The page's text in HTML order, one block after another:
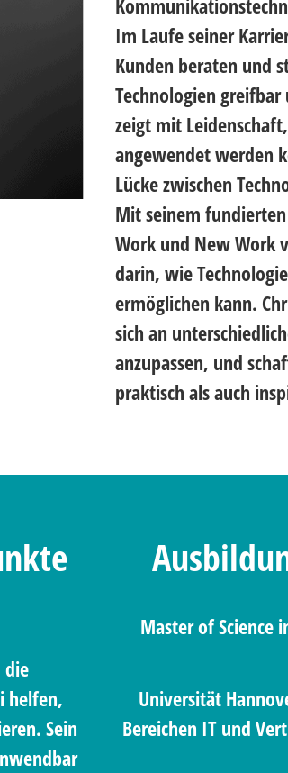
Im Laufe seiner
Kunden beraten und
Technologien greifbar
zeigt mit
angewendet werden
Lücke zwischen
Mit seinem
Work und New Work
darin, wie
ermöglichen kann.
sich an
anzupassen, und
praktisch als auch
die
helfen,
Sein
Master of Science
Universität
Bereichen IT und